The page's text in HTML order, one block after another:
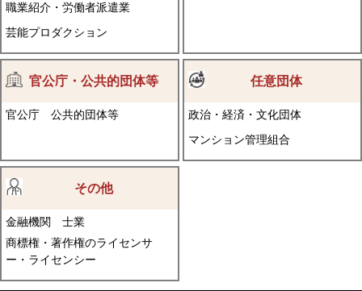
職業紹介・労働者派遣業
芸能プロダクション
官公庁・公共的団体等
官公庁 公共的団体等
任意団体
政治・経済・文化団体
マンション管理組合
その他
金融機関
士業
商標権・著作権のライセンサ
ー・ライセンシー